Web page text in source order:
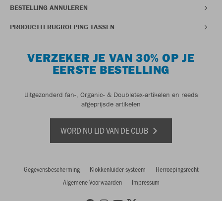
BESTELLING ANNULEREN
PRODUCTTERUGROEPING TASSEN
VERZEKER JE VAN 30% OP JE
EERSTE BESTELLING
Uitgezonderd fan-, Organic- & Doubletex-artikelen en reeds
afgeprijsde artikelen
WORD NU LID VAN DE CLUB
Gegevensbescherming Klokkenluider systeem
Herroepingsrecht
Algemene Voorwaarden
Impressum